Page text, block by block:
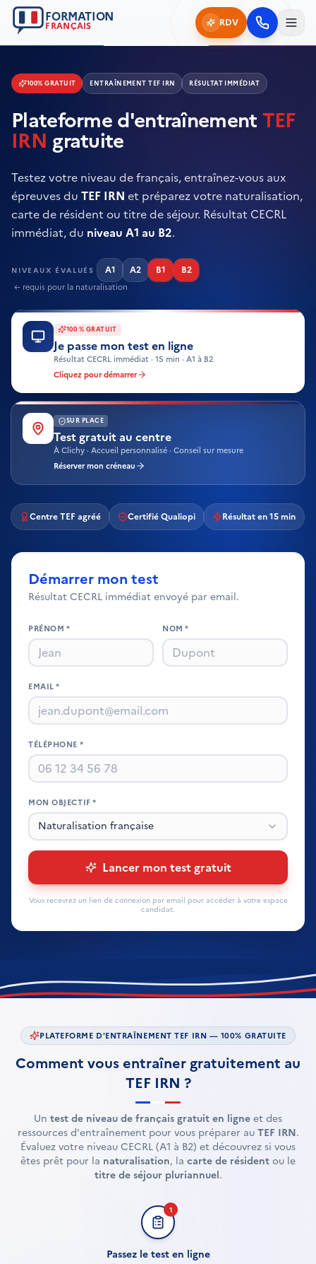
FORMATION
FRANÇAIS RDV
100% GRATUIT ENTRAÎNEMENT TEF IRN RÉSULTAT IMMÉDIAT
Plateforme d'entraînementTEF
IRN gratuite
Testez votre niveau de français, entraînez-vous aux
épreuves du TEF IRN et préparez votre naturalisation,
carte de résident ou titre de séjour. Résultat CECRL
immédiat, du niveau A1 au B2.
NIVEAUX ÉVALUÉS A1 A2 B1 B2
← requis pour la naturalisation
100 % GRATUIT
Je passe mon test en ligne
Résultat CECRL immédiat · 15 min · A1 à B2
Cliquez pour démarrer
SUR PLACE
Test gratuit au centre
À Clichy · Accueil personnalisé · Conseil sur mesure
Réserver mon créneau
Centre TEF agréé Certifié Qualiopi Résultat en 15 min
Démarrer mon test
Résultat CECRL immédiat envoyé par email.
PRÉNOM * NOM *
EMAIL *
TÉLÉPHONE *
MON OBJECTIF *
Naturalisation française
Lancer mon test gratuit
Vous recevrez un lien de connexion par email pour accéder à votre espace
candidat.
PLATEFORME D'ENTRAÎNEMENT TEF IRN — 100% GRATUITE
Comment vous entraîner gratuitement au
TEF IRN ?
Un test de niveau de français gratuit en ligneet des
ressources d'entraînement pour vous préparer auTEF IRN.
Évaluez votre niveau CECRL (A1 à B2) et découvrez si vous
êtes prêt pour la naturalisation, la carte de résidentou le
titre de séjour pluriannuel.
1
Passez le test en ligne